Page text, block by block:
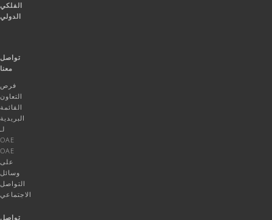
الفلكي
الدولي
تواصل
معنا
فرص
التعاون
القائمة
البريدية
لـ
OAE
OAE
على
وسائل
التواصل
الاجتماعي
تواصل